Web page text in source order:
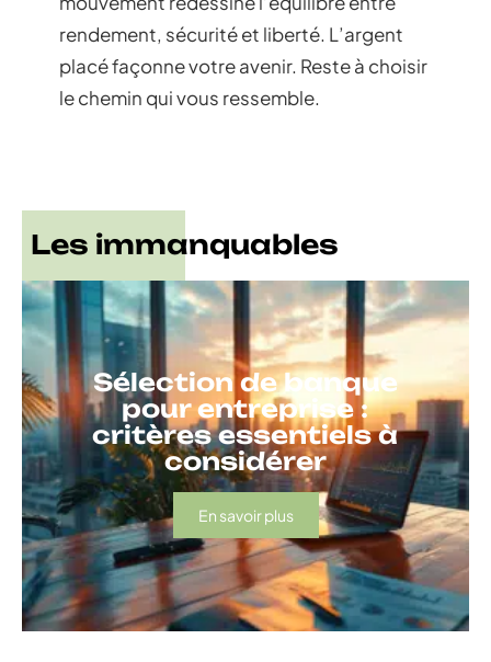
rendement, sécurité et liberté. L’argent
placé façonne votre avenir. Reste à choisir
le chemin qui vous ressemble.
Les immanquables
Sélection de banque
pour entreprise :
critères essentiels à
considérer
En savoir plus